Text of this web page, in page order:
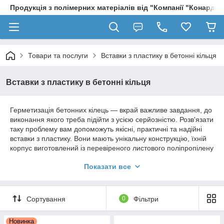
Продукція з полімерних матеріалів від "Компанії
Товари та послуги Вставки з пластику в бетонні кільця
Вставки з пластику в бетонні кільця
Герметизація бетонних кілець — вкрай важливе завдання, до
виконання якого треба підійти з усією серйозністю. Розв'язати
таку проблему вам допоможуть якісні, практичні та надійні
вставки з пластику. Вони мають унікальну конструкцію, їхній
корпус виготовлений із перевіреного листового поліпропілену
завоювали довіру тисяч будівельників і звичайних
низька та демократична ціна.
Якісні вставки із пластику
Показати все
Сортування 0 Фільтри
Новинка